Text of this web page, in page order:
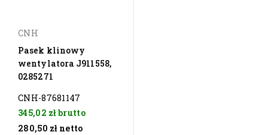
CNH
Pasek klinowy
wentylatora J911558,
0285271
CNH-87681147
345,02 złbrutto
280,50 zł netto